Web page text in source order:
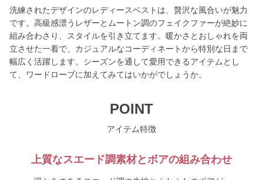
洗練されたデザインのレディースベストは、贅沢な風合いが魅力
です。高級感漂うレザーとムートン調のフェイクファーが絶妙に
組み合わさり、スタイルを引き立てます。暖かさとおしゃれを両
立させた一着で、カジュアルなコーディネートから特別な日まで
幅広く活躍します。シーズンを通して愛用できるアイテムとし
て、ワードローブに加えてみてはいかがでしょうか。
POINT
アイテム特徴
上質なスエード調素材とボアの組み合わせ